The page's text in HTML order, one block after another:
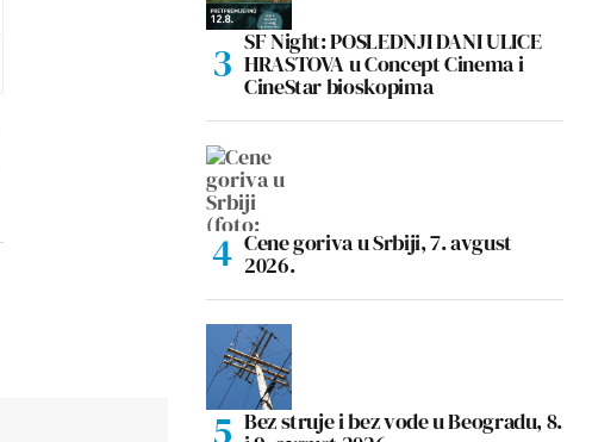
SF Night: POSLEDNJI DANI ULICE
HRASTOVA u Concept Cinema i
CineStar bioskopima
Cene goriva u Srbiji, 7. avgust
2026.
Bez struje i bez vode u Beogradu, 8.